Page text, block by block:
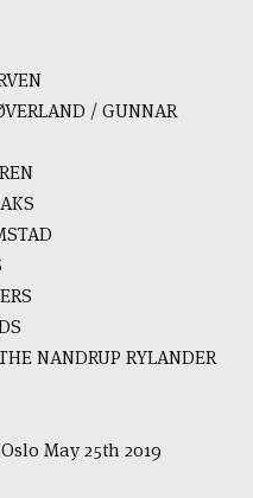
/ GUNNAR
NANDRUP RYLANDER
May 25th 2019